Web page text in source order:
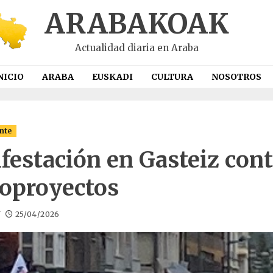
ARABAKOAK
Actualidad diaria en Araba
ARABA EUSKADI CULTURA NOSOTROS
en Gasteiz
25/04/2026